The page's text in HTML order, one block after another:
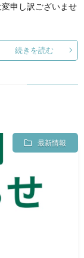
申し訳ございませ
続きを読む
最新情報